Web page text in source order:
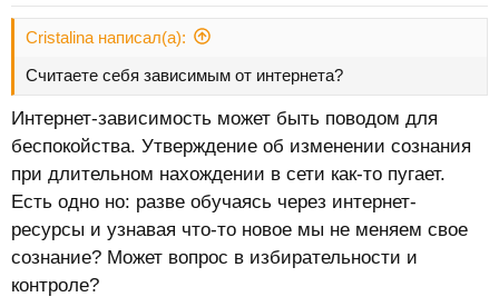
Cristalina написал(а):
Считаете себя зависимым от интернета?
Интернет-зависимость может быть поводом для
беспокойства. Утверждение об изменении сознания
при длительном нахождении в сети как-то пугает.
Есть одно но: разве обучаясь через интернет-
ресурсы и узнавая что-то новое мы не меняем свое
сознание? Может вопрос в избирательности и
контроле?